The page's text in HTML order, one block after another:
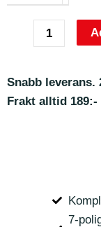
Snabb leverans.
Frakt alltid 189:-
7-